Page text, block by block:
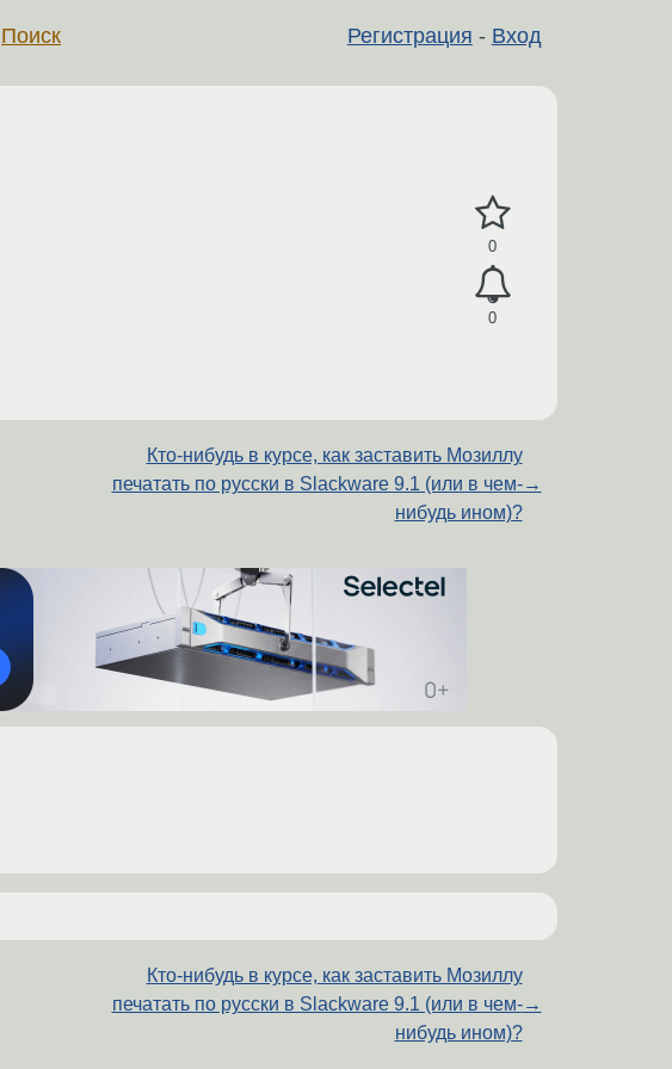
Регистрация - Вход
Поиск
0
0
Кто-нибудь в курсе, как заставить Мозиллу
печатать по русски в Slackware 9.1 (или в чем-
нибудь ином)?
→
Кто-нибудь в курсе, как заставить Мозиллу
печатать по русски в Slackware 9.1 (или в чем-
нибудь ином)?
→